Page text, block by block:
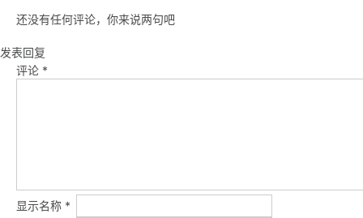
还没有任何评论，你来说两句吧
发表回复
评论 *
显示名称 *